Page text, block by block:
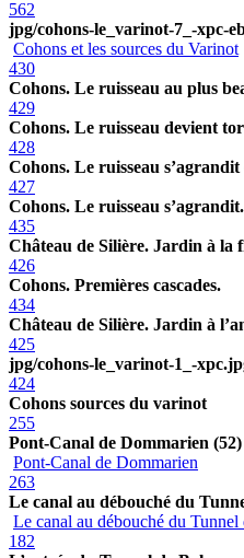
562
jpg/cohons-le_varinot-7_-xpc-
Cohons et les sources du Varinot
430
Cohons. Le ruisseau au plus
429
Cohons. Le ruisseau devient
428
Cohons. Le ruisseau s’agrandit
427
Cohons. Le ruisseau s’agrandit.
435
Château de Silière. Jardin à la
426
Cohons. Premières cascades.
434
Château de Silière. Jardin à
425
jpg/cohons-le_varinot-1_-
424
Cohons sources du varinot
255
Pont-Canal de Dommarien (52)
Pont-Canal de Dommarien
263
Le canal au débouché du
Le canal au débouché du Tunnel
182